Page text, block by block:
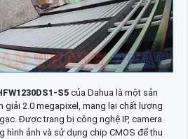
S5 của Dahua là một sản
giải 2.0 megapixel, mang lại chất lượng
Được trang bị công nghệ IP, camera
hình ảnh và sử dụng chip CMOS để thu